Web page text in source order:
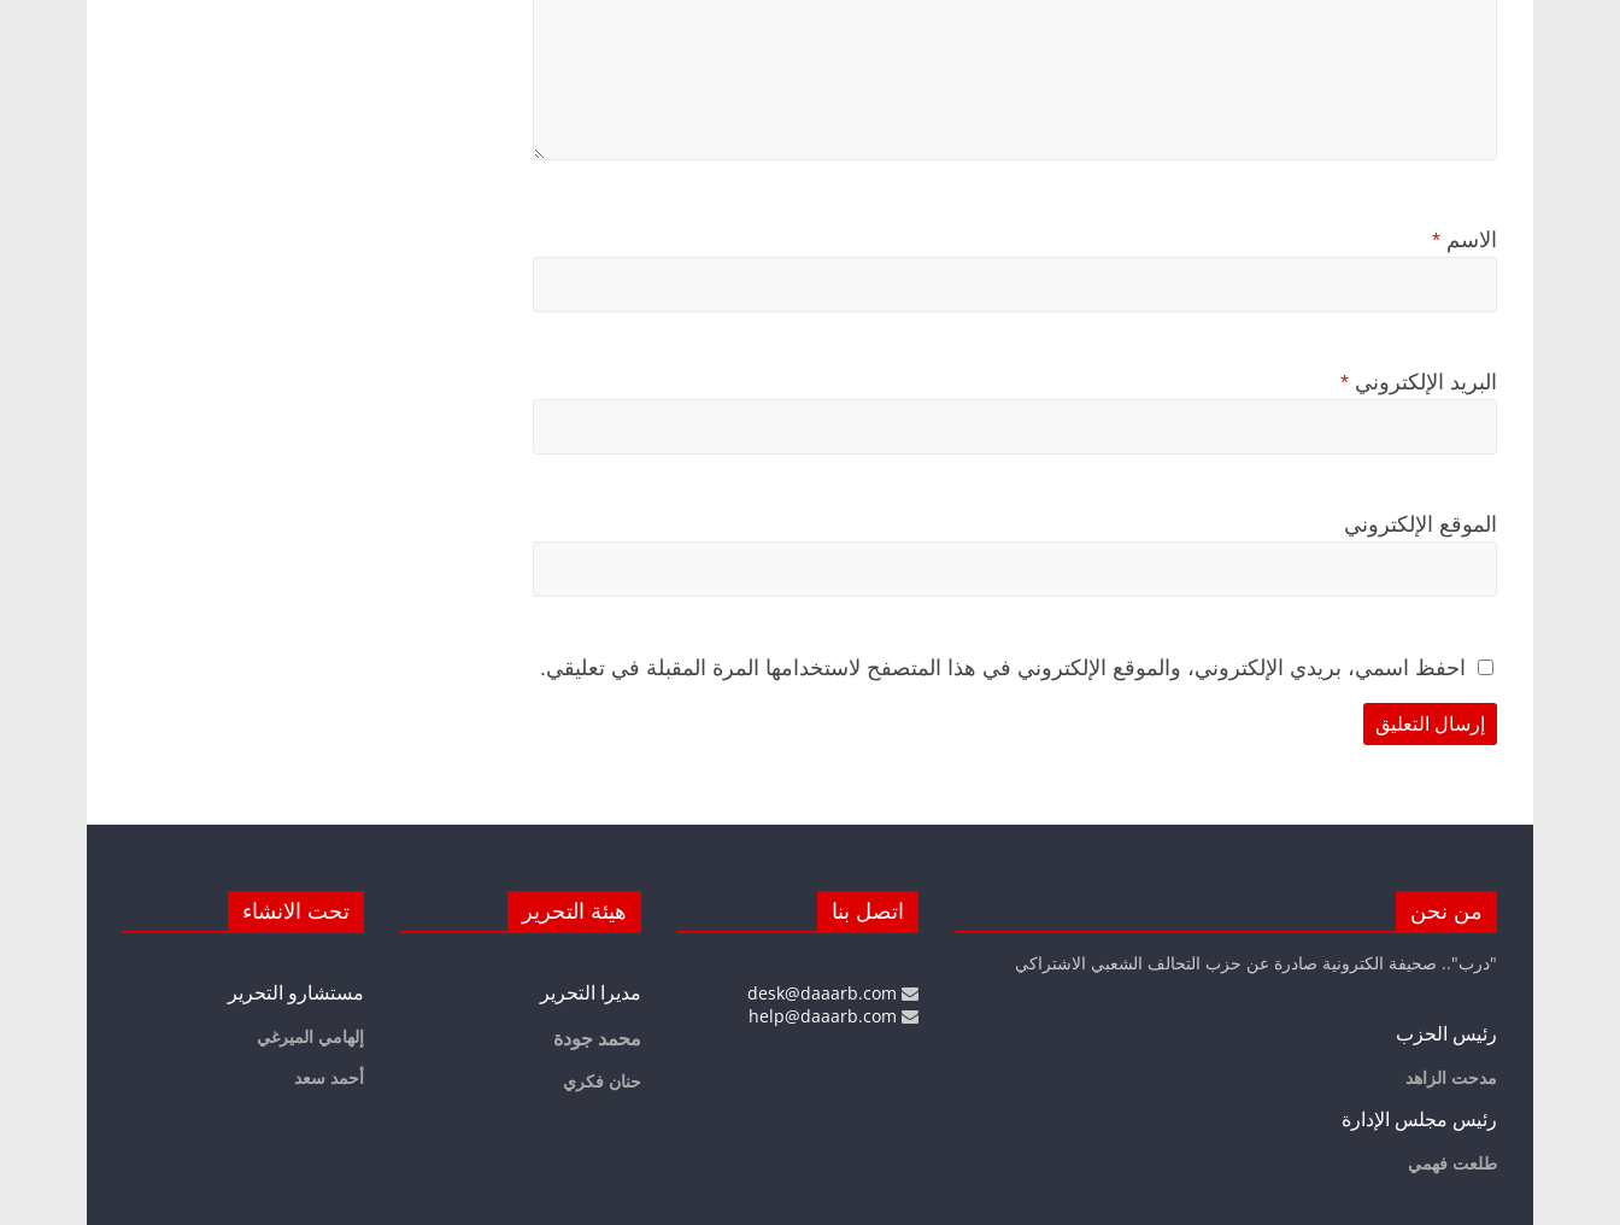
الاسم *
البريد الإلكتروني *
الموقع الإلكتروني
احفظ اسمي، بريدي الإلكتروني، والموقع الإلكتروني في هذا المتصفح لاستخدامها المرة المقبلة في تعليقي.
من نحن
"درب".. صحيفة الكترونية صادرة عن حزب التحالف الشعبي الاشتراكي
رئيس الحزب
مدحت الزاهد
رئيس مجلس الإدارة
طلعت فهمي
اتصل بنا هيئة التحرير
مديرا التحرير
محمد جودة
حنان فكري
تحت الانشاء
مستشارو التحرير
إلهامي الميرغي
أحمد سعد